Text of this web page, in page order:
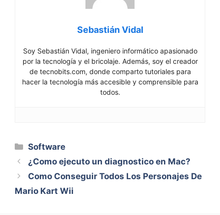
Sebastián Vidal
Soy Sebastián Vidal, ingeniero informático apasionado
por la tecnología y el bricolaje. Además, soy el creador
de tecnobits.com, donde comparto tutoriales para
hacer la tecnología más accesible y comprensible para
todos.
Categorías
Software
¿Como ejecuto un diagnostico en Mac?
Como Conseguir Todos Los Personajes De
Mario Kart Wii